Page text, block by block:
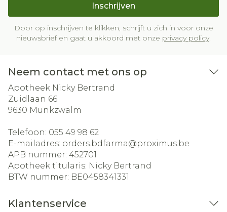
Inschrijven
Door op inschrijven te klikken, schrijft u zich in voor onze
nieuwsbrief en gaat u akkoord met onze privacy policy.
Neem contact met ons op
Apotheek Nicky Bertrand
Zuidlaan 66
9630 Munkzwalm
Telefoon: 055 49 98 62
E-mailadres: orders.bdfarma@proximus.be
APB nummer: 452701
Apotheek titularis: Nicky Bertrand
BTW nummer: BE0458341331
Klantenservice